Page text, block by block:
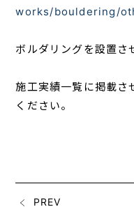
works/bouldering/
ボルダリングを設置さ
施工実績一覧に掲載さ
ください。
PREV